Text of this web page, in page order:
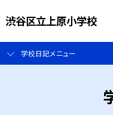
渋谷区立上原小学校
学校日記メニュー